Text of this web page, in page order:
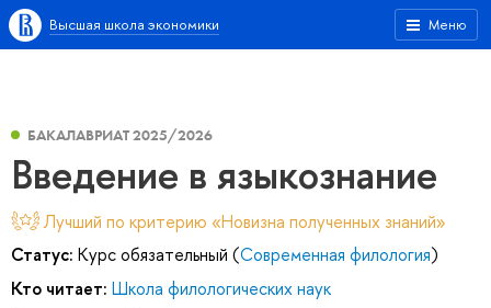
Меню
Высшая школа экономики
БАКАЛАВРИАТ 2025/2026
Введение в языкознание
Лучший по критерию «Новизна полученных знаний»
Статус: Курс обязательный (Современная филология)
Кто читает: Школа филологических наук